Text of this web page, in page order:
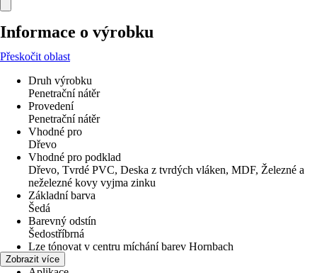
Informace o výrobku
Přeskočit oblast
Druh výrobku
Penetrační nátěr
Provedení
Penetrační nátěr
Vhodné pro
Dřevo
Vhodné pro podklad
Dřevo, Tvrdé PVC, Deska z tvrdých vláken, MDF, Železné a
neželezné kovy vyjma zinku
Základní barva
Šedá
Barevný odstín
Šedostříbrná
Lze tónovat v centru míchání barev Hornbach
Ne
Zobrazit více